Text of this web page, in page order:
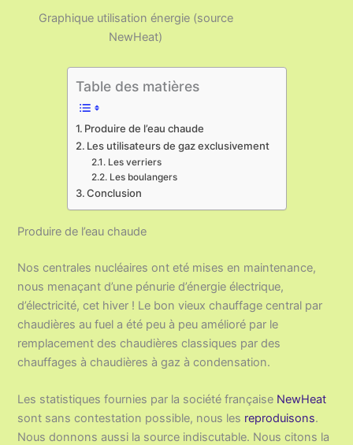
Graphique utilisation énergie (source
NewHeat)
Table des matières
Produire de l’eau chaude
Les utilisateurs de gaz exclusivement
Les verriers
Les boulangers
Conclusion
Produire de l’eau chaude
Nos centrales nucléaires ont eté mises en maintenance,
nous menaçant d’une pénurie d’énergie électrique,
d’électricité, cet hiver ! Le bon vieux chauffage central par
chaudières au fuel a été peu à peu amélioré par le
remplacement des chaudières classiques par des
chauffages à chaudières à gaz à condensation.
Les statistiques fournies par la société française NewHeat
sont sans contestation possible, nous les reproduisons.
Nous donnons aussi la source indiscutable. Nous citons la